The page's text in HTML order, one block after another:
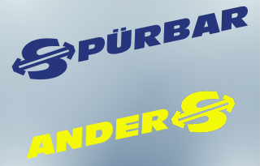
PÜRBAR
ANDER